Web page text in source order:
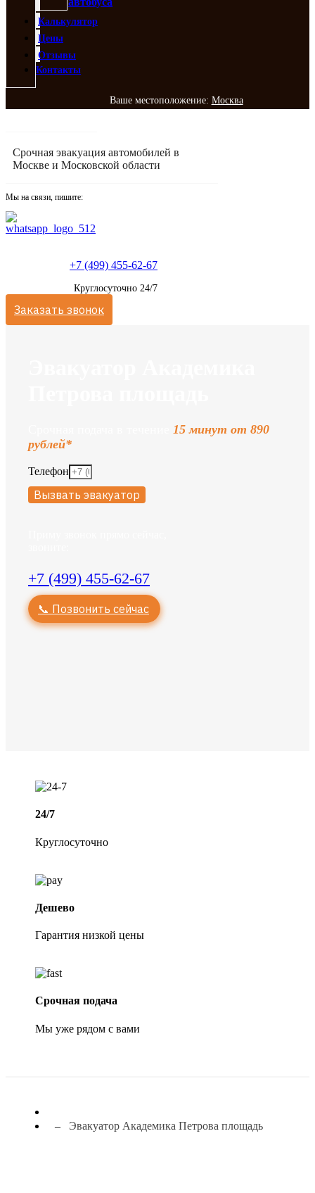
Калькулятор
Цены
Отзывы
Контакты
Ваше местоположение: Москва
Срочная эвакуация автомобилей в
Москве и Московской области
Мы на связи, пишите:
+7 (499) 455-62-67
Круглосуточно 24/7
Заказать звонок
15 минут от 890
рублей*
Телефон
Вызвать эвакуатор
+7 (499) 455-62-67
📞 Позвонить сейчас
24/7
Круглосуточно
Дешево
Гарантия низкой цены
Срочная подача
Мы уже рядом с вами
Эвакуатор Академика Петрова площадь